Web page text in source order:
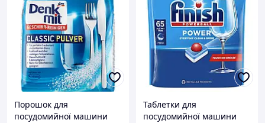
Порошок для
посудомийної машини
Таблетки для
посудомийної машини